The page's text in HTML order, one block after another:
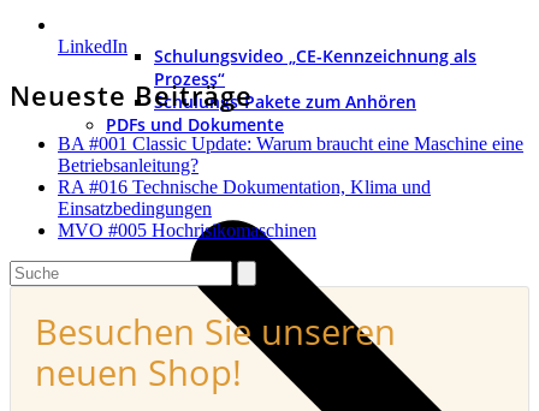
Schulungsvideo „CE-Kennzeichnung als
Prozess“
Schulungs-Pakete zum Anhören
PDFs und Dokumente
LinkedIn
Neueste Beiträge
BA #001 Classic Update: Warum braucht eine Maschine eine
Betriebsanleitung?
RA #016 Technische Dokumentation, Klima und
Einsatzbedingungen
MVO #005 Hochrisikomaschinen
Search
Besuchen Sie unseren
neuen Shop!